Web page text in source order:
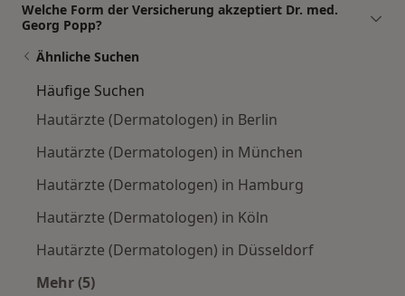
Welche Form der Versicherung akzeptiert Dr. med.
Georg Popp?
Ähnliche Suchen
Häufige Suchen
Hautärzte (Dermatologen) in Berlin
Hautärzte (Dermatologen) in München
Hautärzte (Dermatologen) in Hamburg
Hautärzte (Dermatologen) in Köln
Hautärzte (Dermatologen) in Düsseldorf
Mehr (5)